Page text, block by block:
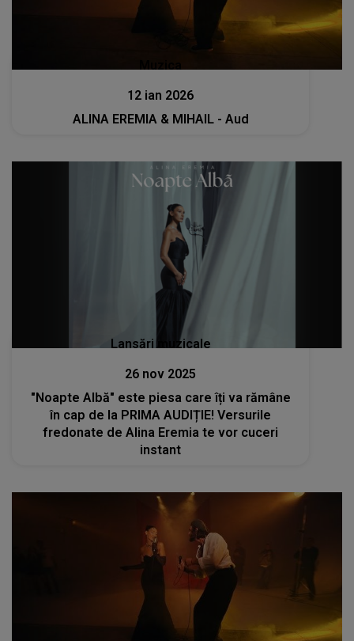
12 ian 2026
ALINA EREMIA & MIHAIL - Aud
Lansări muzicale
26 nov 2025
"Noapte Albă" este piesa care îți va rămâne
în cap de la PRIMA AUDIȚIE! Versurile
fredonate de Alina Eremia te vor cuceri
instant